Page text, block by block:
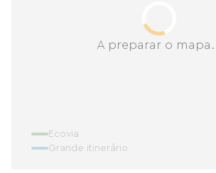
A preparar o mapa...
Ecovia
Grande itinerário